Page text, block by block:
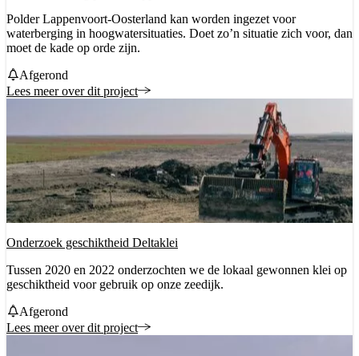
Polder Lappenvoort-Oosterland kan worden ingezet voor
waterberging in hoogwatersituaties. Doet zo’n situatie zich voor, dan
moet de kade op orde zijn.
Status
Afgerond
Lees meer over dit project
Onderzoek geschiktheid Deltaklei
Tussen 2020 en 2022 onderzochten we de lokaal gewonnen klei op
geschiktheid voor gebruik op onze zeedijk.
Status
Afgerond
Lees meer over dit project